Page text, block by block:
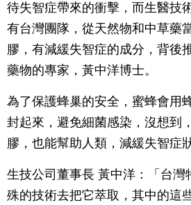
待失智症帶來的衝擊，而生醫技
有台灣團隊，從天然物和中草藥
膠，有減緩失智症的成分，背後
藥物的專家，黃中洋博士。
為了保護蜂巢的安全，蜜蜂會用
封起來，避免細菌感染，沒想到
膠，也能幫助人類，減緩失智症狀
生技公司董事長 黃中洋：「台灣
殊的技術去把它萃取，其中的這